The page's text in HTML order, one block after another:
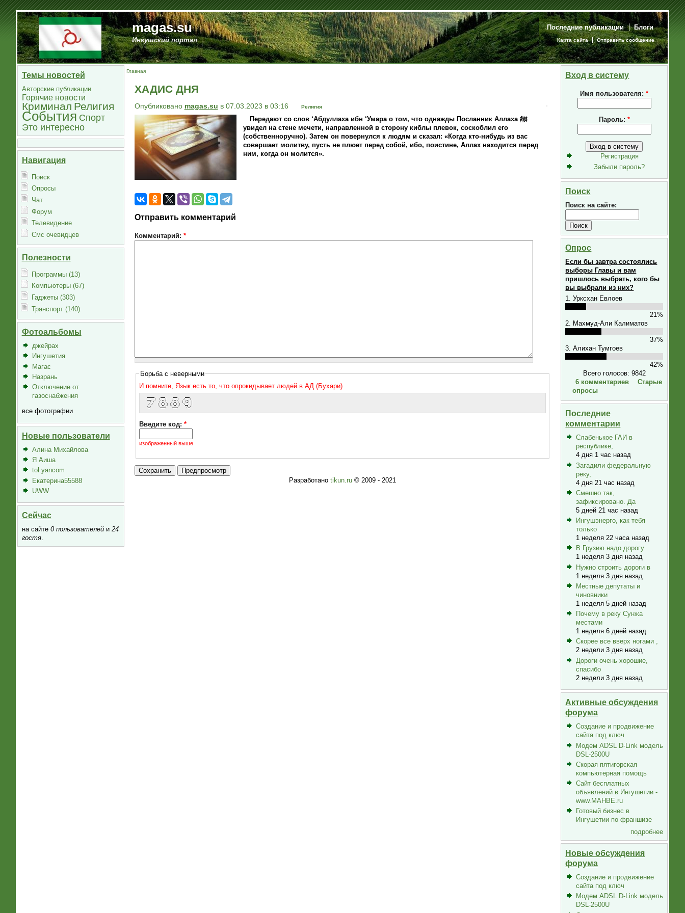
magas.su
Ингушский портал
Последние публикации Блоги
Карта сайта Отправить сообщение
Темы новостей
Авторские публикации
Горячие новости
Криминал Религия
События Спорт
Это интересно
Навигация
Поиск
Опросы
Чат
Форум
Телевидение
Смс очевидцев
Полезности
Программы (13)
Компьютеры (67)
Гаджеты (303)
Транспорт (140)
Фотоальбомы
джейрах
Ингушетия
Магас
Назрань
Отключение от
газоснабжения
все фотографии
Новые пользователи
Алина Михайлова
Я Аиша
tol.yancom
Екатерина55588
UWW
Сейчас
на сайте 0 пользователейи 24
гостя.
Главная
ХАДИС ДНЯ
Опубликовано magas.su в 07.03.2023 в 03:16 Религия
Передают со слов ‘Абдуллаха ибн ‘Умара о том, что однажды Посланник Аллаха ﷺ
увидел на стене мечети, направленной в сторону киблы плевок, соскоблил его
(собственноручно). Затем он повернулся к людям и сказал: «Когда кто-нибудь из вас
совершает молитву, пусть не плюет перед собой, ибо, поистине, Аллах находится перед
ним, когда он молится».
Отправить комментарий
Комментарий: *
Борьба с неверными
И помните, Язык есть то, что опрокидывает людей в АД (Бухари)
|___  |  ( _ )   ( _ )   / _ \
    / /   / _ \   / _ \  | (_) |
   / /   | (_) | | (_) |  \__, |
  /_/     \___/   \___/     /_/
Введите код:*
изображенный выше
Разработано tikun.ru© 2009 - 2021
Вход в систему
Имя пользователя:*
Пароль: *
Регистрация
Забыли пароль?
Поиск
Поиск на сайте:
Опрос
Если бы завтра состоялись
выборы Главы и вам
пришлось выбрать, кого бы
вы выбрали из них?
1. Урксхан Евлоев
21%
2. Махмуд-Али Калиматов
37%
3. Алихан Тумгоев
42%
Всего голосов: 9842
6 комментариев
Старые
опросы
Последние
комментарии
Слабенькое ГАИ в
республике,
4 дня 1 час назад
Загадили федеральную
реку,
4 дня 21 час назад
Смешно так,
зафиксировано. Да
5 дней 21 час назад
Ингушэнерго, как тебя
только
1 неделя 22 часа назад
В Грузию надо дорогу
1 неделя 3 дня назад
Нужно строить дороги в
1 неделя 3 дня назад
Местные депутаты и
чиновники
1 неделя 5 дней назад
Почему в реку Сунжа
местами
1 неделя 6 дней назад
Скорее все вверх ногами ,
2 недели 3 дня назад
Дороги очень хорошие,
спасибо
2 недели 3 дня назад
Активные обсуждения
форума
Создание и продвижение
сайта под ключ
Модем ADSL D-Link модель
DSL-2500U
Скорая пятигорская
компьютерная помощь
Сайт бесплатных
объявлений в Ингушетии -
www.MAHBE.ru
Готовый бизнес в
Ингушетии по франшизе
подробнее
Новые обсуждения
форума
Создание и продвижение
сайта под ключ
Модем ADSL D-Link модель
DSL-2500U